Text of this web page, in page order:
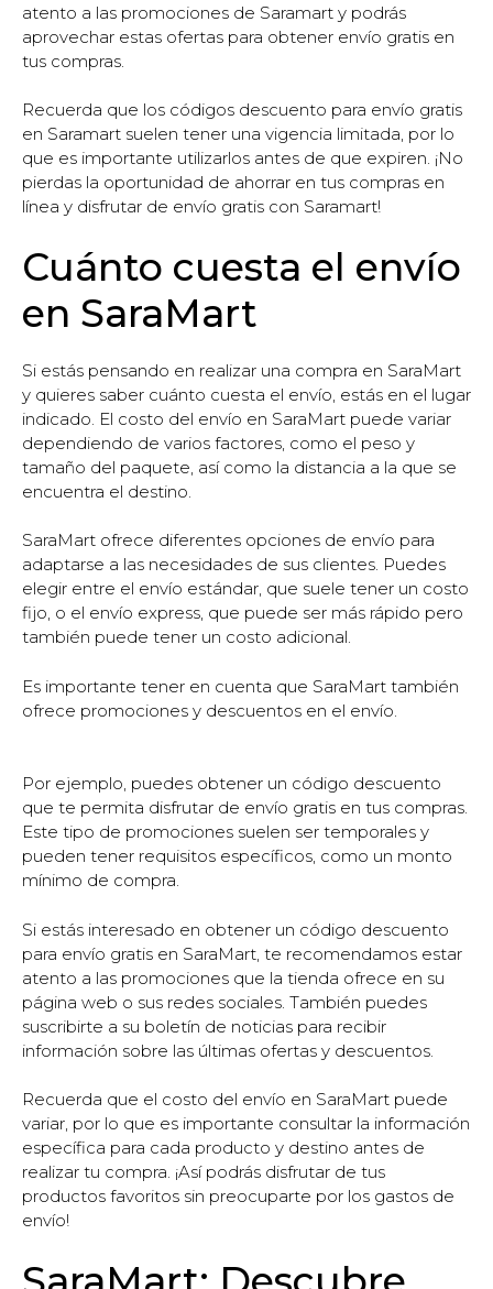
atento a las promociones de Saramart y podrás
aprovechar estas ofertas para obtener envío gratis en
tus compras.
Recuerda que los códigos descuento para envío gratis
en Saramart suelen tener una vigencia limitada, por lo
que es importante utilizarlos antes de que expiren. ¡No
pierdas la oportunidad de ahorrar en tus compras en
línea y disfrutar de envío gratis con Saramart!
Cuánto cuesta el envío
en SaraMart
Si estás pensando en realizar una compra en SaraMart
y quieres saber cuánto cuesta el envío, estás en el lugar
indicado. El costo del envío en SaraMart puede variar
dependiendo de varios factores, como el peso y
tamaño del paquete, así como la distancia a la que se
encuentra el destino.
SaraMart ofrece diferentes opciones de envío para
adaptarse a las necesidades de sus clientes. Puedes
elegir entre el envío estándar, que suele tener un costo
fijo, o el envío express, que puede ser más rápido pero
también puede tener un costo adicional.
Es importante tener en cuenta que SaraMart también
ofrece promociones y descuentos en el envío.
Por ejemplo, puedes obtener un código descuento
que te permita disfrutar de envío gratis en tus compras.
Este tipo de promociones suelen ser temporales y
pueden tener requisitos específicos, como un monto
mínimo de compra.
Si estás interesado en obtener un código descuento
para envío gratis en SaraMart, te recomendamos estar
atento a las promociones que la tienda ofrece en su
página web o sus redes sociales. También puedes
suscribirte a su boletín de noticias para recibir
información sobre las últimas ofertas y descuentos.
Recuerda que el costo del envío en SaraMart puede
variar, por lo que es importante consultar la información
específica para cada producto y destino antes de
realizar tu compra. ¡Así podrás disfrutar de tus
productos favoritos sin preocuparte por los gastos de
envío!